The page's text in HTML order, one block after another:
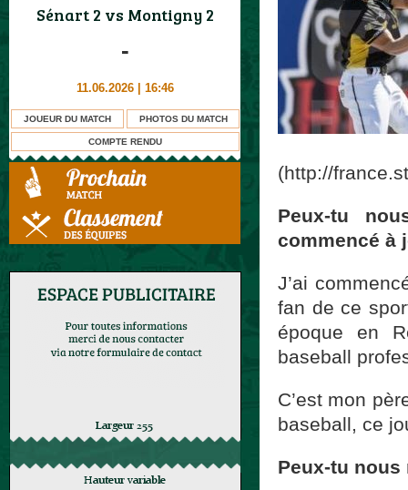
Sénart 2 vs Montigny 2
-
11.06.2026 | 16:46
JOUEUR DU MATCH PHOTOS DU MATCH
COMPTE RENDU
(http://
Peux-tu
commencé à
J’ai
fan de ce
époque en
baseball
C’est mon
baseball, ce
Peux-tu